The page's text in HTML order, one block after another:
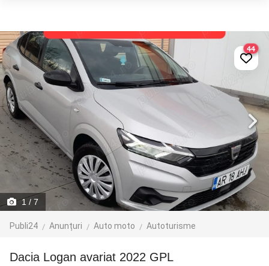
1 / 7
Publi24 Anunțuri Auto moto Autoturisme
44
Dacia Logan avariat 2022 GPL